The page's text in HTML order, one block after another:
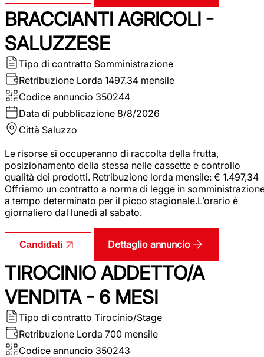
BRACCIANTI AGRICOLI -
SALUZZESE
Tipo di contratto Somministrazione
Retribuzione Lorda 1497.34 mensile
Codice annuncio 350244
Data di pubblicazione 8/8/2026
Città Saluzzo
Le risorse si occuperanno di raccolta della frutta,
posizionamento della stessa nelle cassette e controllo
qualità dei prodotti. Retribuzione lorda mensile: € 1.497,34
Offriamo un contratto a norma di legge in
a tempo determinato per il picco stagionale.L’orario è
giornaliero dal lunedì al sabato.
Candidati Dettaglio annuncio
TIROCINIO ADDETTO/A
VENDITA - 6 MESI
Tipo di contratto Tirocinio/Stage
Retribuzione Lorda 700 mensile
Codice annuncio 350243